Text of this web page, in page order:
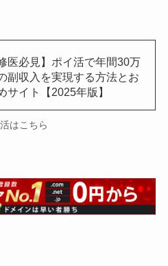
医必見】ポイ活で年間30万
副収入を実現する方法とお
サイト【2025年版】
はこちら